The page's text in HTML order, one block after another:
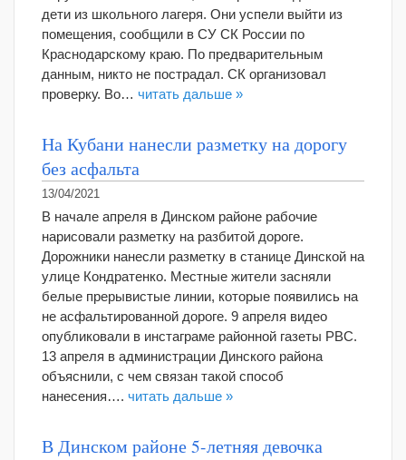
дети из школьного лагеря. Они успели выйти из
помещения, сообщили в СУ СК России по
Краснодарскому краю. По предварительным
данным, никто не пострадал. СК организовал
проверку. Во… читать дальше »
На Кубани нанесли разметку на дорогу
без асфальта
13/04/2021
В начале апреля в Динском районе рабочие
нарисовали разметку на разбитой дороге.
Дорожники нанесли разметку в станице Динской на
улице Кондратенко. Местные жители засняли
белые прерывистые линии, которые появились на
не асфальтированной дороге. 9 апреля видео
опубликовали в инстаграме районной газеты РВС.
13 апреля в администрации Динского района
объяснили, с чем связан такой способ
нанесения…. читать дальше »
В Динском районе 5-летняя девочка